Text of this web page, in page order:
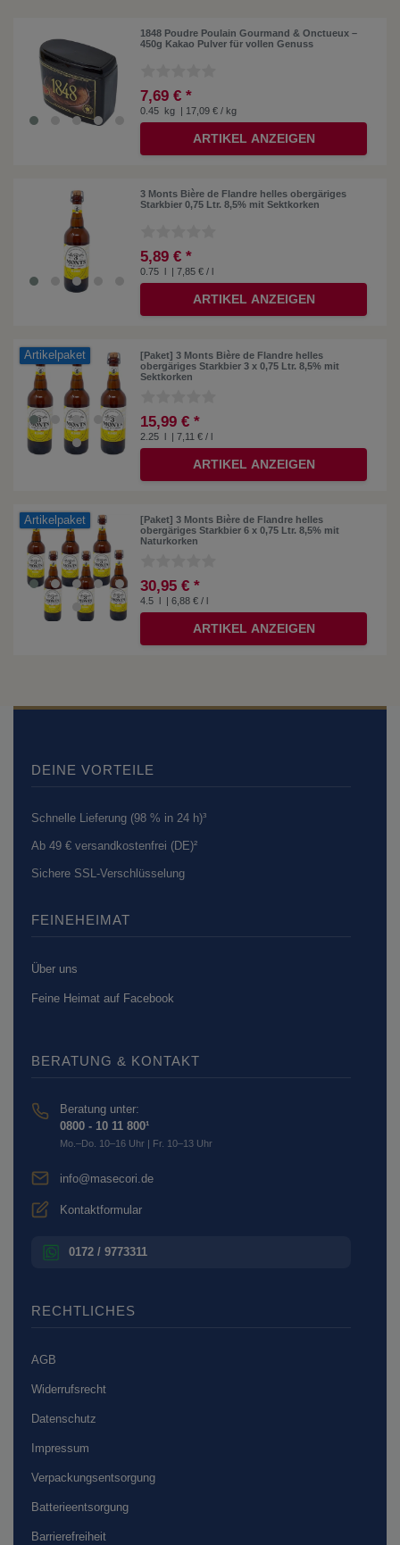
1848 Poudre Poulain Gourmand & Onctueux –
450g Kakao Pulver für vollen Genuss
7,69 € *
0.45 kg | 17,09 € / kg
ARTIKEL ANZEIGEN
3 Monts Bière de Flandre helles obergäriges
Starkbier 0,75 Ltr. 8,5% mit Sektkorken
5,89 € *
0.75 | 7,85 € / l
ARTIKEL ANZEIGEN
Artikelpaket
[Paket] 3 Monts Bière de Flandre helles
obergäriges Starkbier 3 x 0,75 Ltr. 8,5% mit
Sektkorken
15,99 € *
2.25 l | 7,11 € / l
ARTIKEL ANZEIGEN
Artikelpaket
[Paket] 3 Monts Bière de Flandre helles
obergäriges Starkbier 6 x 0,75 Ltr. 8,5% mit
Naturkorken
30,95 € *
4.5 l | 6,88 € / l
ARTIKEL ANZEIGEN
DEINE VORTEILE
Schnelle Lieferung (98 % in 24 h)³
Ab 49 € versandkostenfrei (DE)²
Sichere SSL-Verschlüsselung
FEINEHEIMAT
Über uns
Feine Heimat auf Facebook
BERATUNG & KONTAKT
Beratung unter:
0800 - 10 11 800¹
Mo.–Do. 10–16 Uhr | Fr. 10–13 Uhr
info@masecori.de
Kontaktformular
0172 / 9773311
RECHTLICHES
AGB
Widerrufsrecht
Datenschutz
Impressum
Verpackungsentsorgung
Batterieentsorgung
Barrierefreiheit